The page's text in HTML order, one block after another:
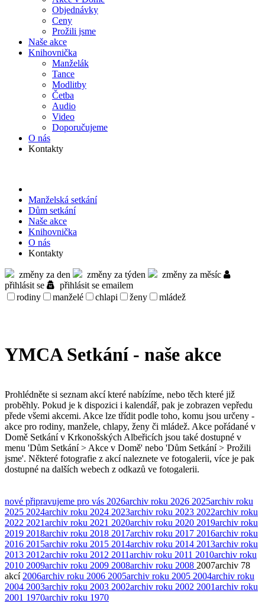
Objed­návky
Ceny
Prožili jsme
Naše akce
Knihov­nička
Manželák
Tance
Modlitby
Četba
Audio
Video
Doporu­čujeme
O nás
Kontakty
Manželská setkání
Dům setkání
Naše akce
Knihov­nička
O nás
Kontakty
změny za den změny za týden
změny za měsíc
přihlásit se
přihlásit se emailem
rodiny
manželé chlapi ženy mládež
YMCA Setkání - naše akce
Prohlédněte si seznam akcí které nabízíme, nebo těch které již
proběhly. Pokud je k dispozici i kalendář, pak je zobrazen vepředu
přede všemi akcemi. Akce lze třídit podle toho, komu jsou určeny -
akce pro rodiny, manžele, chlapy, ženy či mládež. Akce pořádané v
Domě Setkání v Krkonošských Albeřicích jsou také dostupné v
menu 'Dům Setkání > Akce v Domě' nebo 'Dům Setkání > Prožili
jsme'. Některé fotografie z akcí naleznete ve fotogalerii, více je pak
dostupné na dalších webech z odkazů ve fotogalerii.
nové připravujeme pro vás 2026archiv roku 2026 2025archiv roku
2025 2024archiv roku 2024 2023archiv roku 2023 2022archiv roku
2022 2021archiv roku 2021 2020archiv roku 2020 2019archiv roku
2019 2018archiv roku 2018 2017archiv roku 2017 2016archiv roku
2016 2015archiv roku 2015 2014archiv roku 2014 2013archiv roku
2013 2012archiv roku 2012 2011archiv roku 2011 2010archiv roku
2010 2009archiv roku 2009 2008archiv roku 2008 2007archiv 78
akcí 2006archiv roku 2006 2005archiv roku 2005 2004archiv roku
2004 2003archiv roku 2003 2002archiv roku 2002 2001archiv roku
2001 1970archiv roku 1970